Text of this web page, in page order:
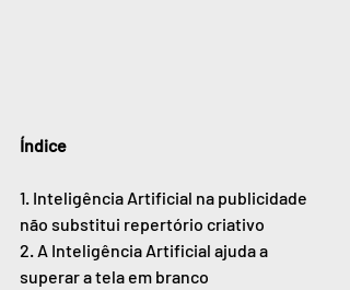
Índice
1. Inteligência Artificial na publicidade
não substitui repertório criativo
2. A Inteligência Artificial ajuda a
superar a tela em branco